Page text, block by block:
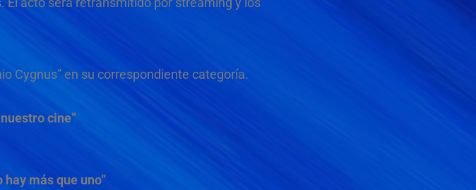
Cygnus” en su correspondiente categoría.
cine”
hay más que uno”